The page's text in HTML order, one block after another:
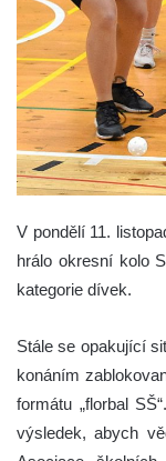
V pondělí 11.
hrálo okresní kolo
kategorie dívek.
Stále se opakující
konáním
formátu „florbal
výsledek, abych